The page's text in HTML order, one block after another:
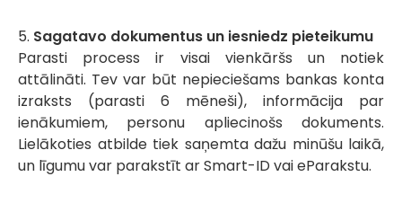
5. Sagatavo dokumentus un iesniedz pieteikumu
Parasti process ir visai vienkāršs un notiek
attālināti. Tev var būt nepieciešams bankas konta
izraksts (parasti 6 mēneši), informācija par
ienākumiem, personu apliecinošs dokuments.
Lielākoties atbilde tiek saņemta dažu minūšu laikā,
un līgumu var parakstīt ar Smart-ID vai eParakstu.